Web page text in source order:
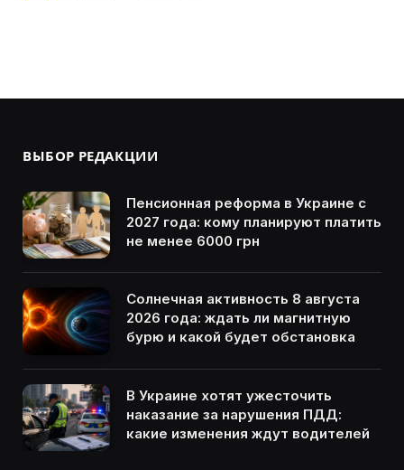
ВЫБОР РЕДАКЦИИ
Пенсионная реформа в Украине с
2027 года: кому планируют платить
не менее 6000 грн
Солнечная активность 8 августа
2026 года: ждать ли магнитную
бурю и какой будет обстановка
В Украине хотят ужесточить
наказание за нарушения ПДД:
какие изменения ждут водителей